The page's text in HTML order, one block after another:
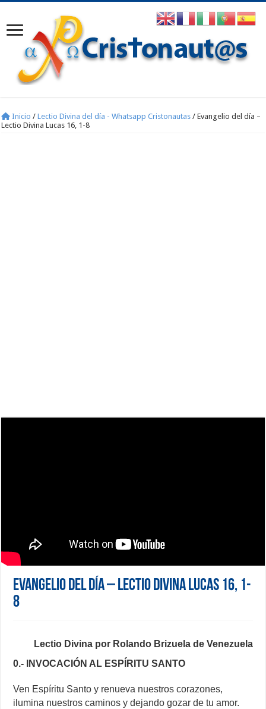
Inicio / Lectio Divina del día - Whatsapp Cristonautas / Evangelio del día –
Lectio Divina Lucas 16, 1-8
Evangelio del día – Lectio Divina Lucas 16, 1-
8
Lectio Divina por Rolando Brizuela de Venezuela
0.- INVOCACIÓN AL ESPÍRITU SANTO
Ven Espíritu Santo y renueva nuestros corazones,
ilumina nuestros caminos y dejando gozar de tu amor.